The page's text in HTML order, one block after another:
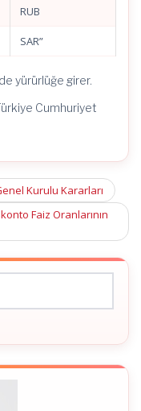
RUB
SAR”
yürürlüğe girer.
Cumhuriyet
Kurulu Kararları
Faiz Oranlarının